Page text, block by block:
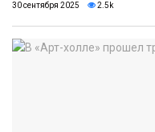
30 сентября 2025 2.5k